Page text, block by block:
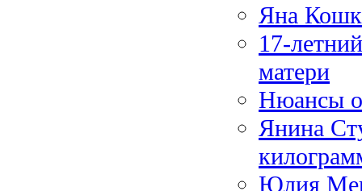
Яна
17-
матери
Нюансы
Янина
Юлия